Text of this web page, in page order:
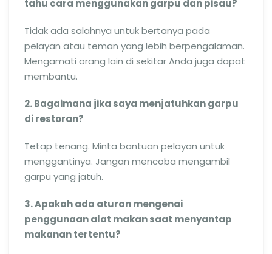
tahu cara menggunakan garpu dan pisau?
Tidak ada salahnya untuk bertanya pada
pelayan atau teman yang lebih berpengalaman.
Mengamati orang lain di sekitar Anda juga dapat
membantu.
2. Bagaimana jika saya menjatuhkan garpu
di restoran?
Tetap tenang. Minta bantuan pelayan untuk
menggantinya. Jangan mencoba mengambil
garpu yang jatuh.
3. Apakah ada aturan mengenai
penggunaan alat makan saat menyantap
makanan tertentu?